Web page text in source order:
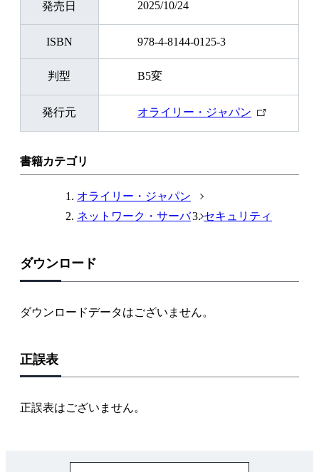
発売日 2025/10/24
ISBN 978-4-8144-0125-3
判型 B5変
発行元 オライリー・ジャパン
外
書籍カテゴリ
オライリー・ジャパン
ネットワーク・サーバ
セキュリティ
ダウンロード
ダウンロードデータはございません。
正誤表
正誤表はございません。